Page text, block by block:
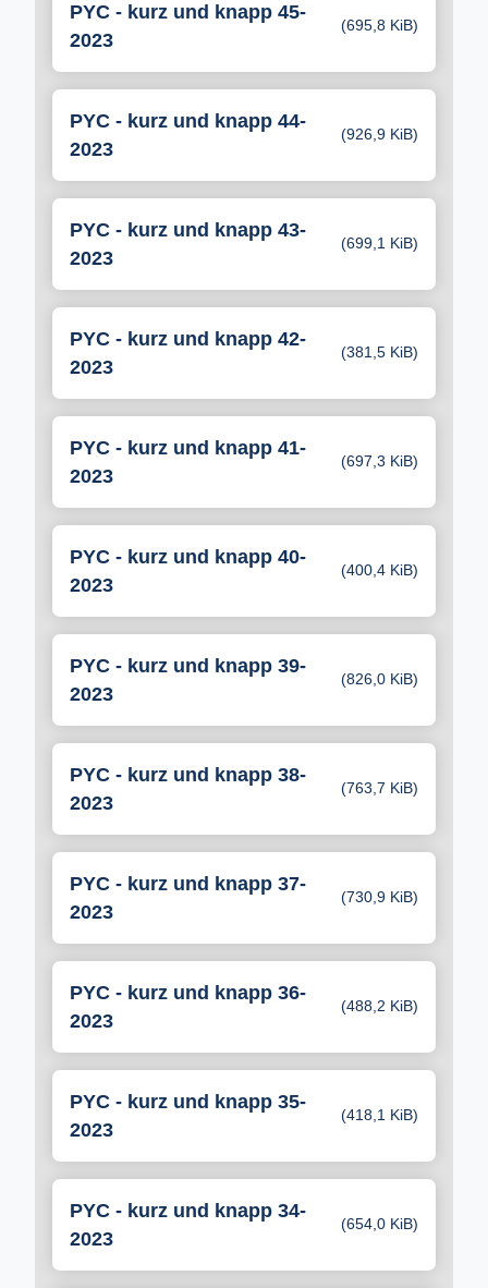
PYC - kurz und knapp 45-
2023
(695,8 KiB)
PYC - kurz und knapp 44-
2023
(926,9 KiB)
PYC - kurz und knapp 43-
2023
(699,1 KiB)
PYC - kurz und knapp 42-
2023
(381,5 KiB)
PYC - kurz und knapp 41-
2023
(697,3 KiB)
PYC - kurz und knapp 40-
2023
(400,4 KiB)
PYC - kurz und knapp 39-
2023
(826,0 KiB)
PYC - kurz und knapp 38-
2023
(763,7 KiB)
PYC - kurz und knapp 37-
2023
(730,9 KiB)
PYC - kurz und knapp 36-
2023
(488,2 KiB)
PYC - kurz und knapp 35-
2023
(418,1 KiB)
PYC - kurz und knapp 34-
2023
(654,0 KiB)